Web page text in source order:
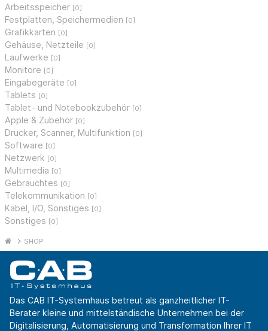
Arbeitsspeicher [0]
Festplatten, Speichermedien [0]
Grafikkarten [0]
Gehäuse, Netzteile [0]
Laufwerke [0]
Monitore [0]
Eingabegeräte [0]
Tablets [0]
Tablet- und Notebookzubehör [0]
Apple & Zubehör [0]
Drucker, Scanner, Multifunktion [0]
Software [0]
Netzwerk [0]
Multimedia [0]
Gebrauchtes [0]
Telekommunikation [0]
Kabel, I/O, Sonstiges [0]
Sonstiges [0]
SHOP
Das CAB IT-Systemhaus betreut als ganzheitlicher IT-
Berater kleine und mittelständische Unternehmen bei der
Digitalisierung, Automatisierung und Transformation Ihrer IT